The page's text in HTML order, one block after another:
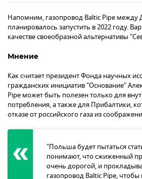
Напомним, газопровод Baltic Pipe
планировалось запустить в 2022 году.
качестве своеобразной альтернативы
Мнение
Как считает президент Фонда научных
гражданских инициатив "Основание"
Pipe может быть полезен только для
потребления, а также для Прибалтики,
отказе от российского газа из
"Польша будет пытаться
понимают, что сжиженный
очень дорогой, и
газопровод Baltic Pipe, чтобы